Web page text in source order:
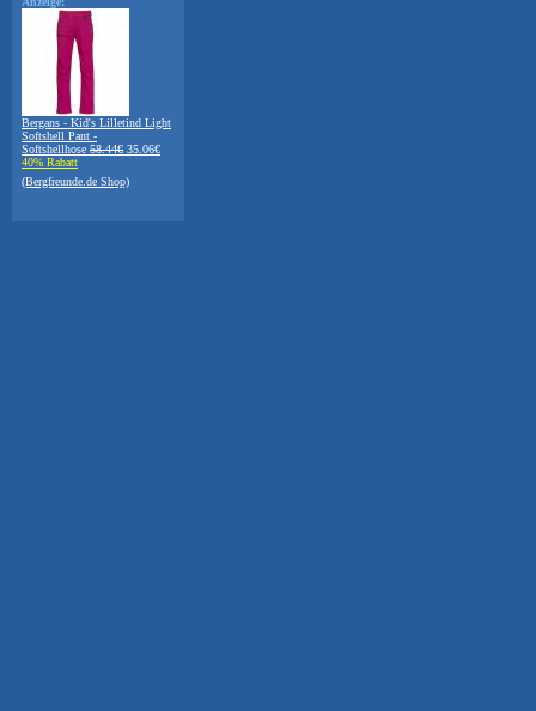
Bergans - Kid's Lilletind Light
Softshell Pant -
Softshellhose 58.44€ 35.06€
40% Rabatt
(Bergfreunde.de Shop)